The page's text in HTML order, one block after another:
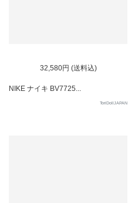
32,580円 (送料込)
NIKE ナイキ BV7725...
ToriDollJAPAN